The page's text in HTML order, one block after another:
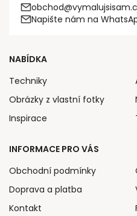
Napište nám na
NABÍDKA
Techniky
Obrázky z vlastní fotky
Inspirace
INFORMACE PRO VÁS
Obchodní podmínky
Doprava a platba
Kontakt